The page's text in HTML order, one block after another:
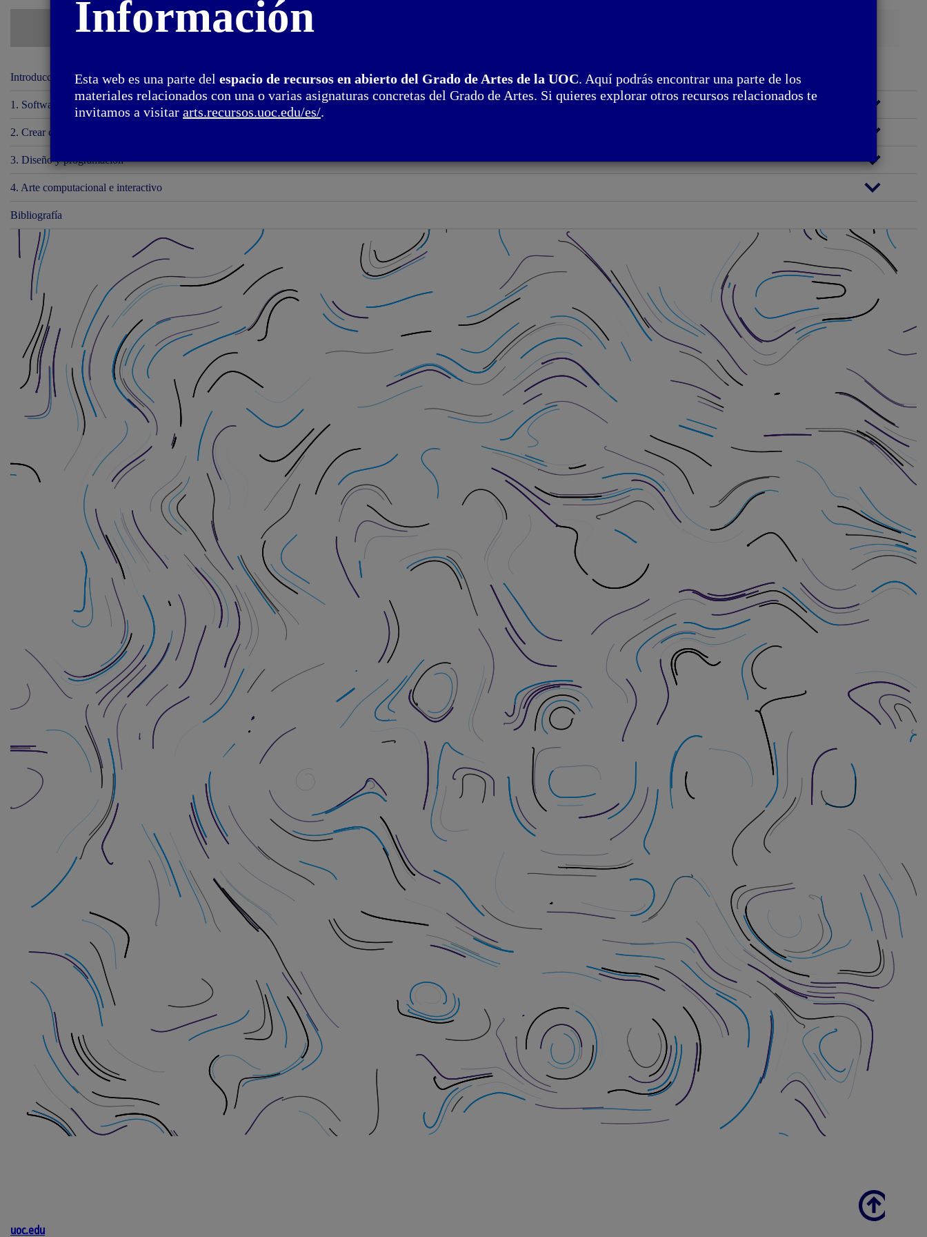
Introducción
1. Software
2. Crear con código
3. Diseño y programación
4. Arte computacional e interactivo
Bibliografía
Scroll
uoc.edu
Información
Esta web es una parte del espacio de recursos en abierto del Grado de Artes de la UOC. Aquí podrás encontrar una parte de los
materiales relacionados con una o varias asignaturas concretas del Grado de Artes. Si quieres explorar otros recursos relacionados te
invitamos a visitar arts.recursos.uoc.edu/es/.